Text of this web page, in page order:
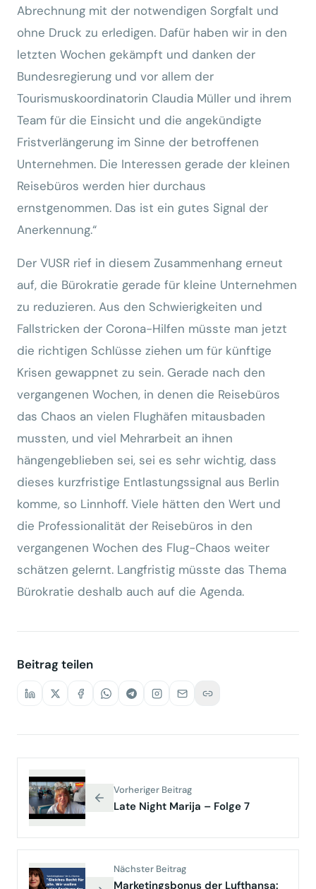
Abrechnung mit der notwendigen Sorgfalt und
ohne Druck zu erledigen. Dafür haben wir in den
letzten Wochen gekämpft und danken der
Bundesregierung und vor allem der
Tourismuskoordinatorin Claudia Müller und ihrem
Team für die Einsicht und die angekündigte
Fristverlängerung im Sinne der betroffenen
Unternehmen. Die Interessen gerade der kleinen
Reisebüros werden hier durchaus
ernstgenommen. Das ist ein gutes Signal der
Anerkennung.“
Der VUSR rief in diesem Zusammenhang erneut
auf, die Bürokratie gerade für kleine Unternehmen
zu reduzieren. Aus den Schwierigkeiten und
Fallstricken der Corona-Hilfen müsste man jetzt
die richtigen Schlüsse ziehen um für künftige
Krisen gewappnet zu sein. Gerade nach den
vergangenen Wochen, in denen die Reisebüros
das Chaos an vielen Flughäfen mitausbaden
mussten, und viel Mehrarbeit an ihnen
hängengeblieben sei, sei es sehr wichtig, dass
dieses kurzfristige Entlastungssignal aus Berlin
komme, so Linnhoff. Viele hätten den Wert und
die Professionalität der Reisebüros in den
vergangenen Wochen des Flug-Chaos weiter
schätzen gelernt. Langfristig müsste das Thema
Bürokratie deshalb auch auf die Agenda.
Beitrag teilen
Vorheriger Beitrag
Late Night Marija – Folge 7
Nächster Beitrag
Marketingsbonus der Lufthansa: